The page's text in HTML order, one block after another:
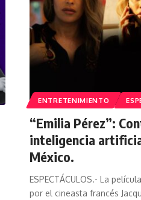
ENTRETENIMIENTO
“Emilia Pérez”:
inteligencia
México.
ESPECTÁCULOS.- La
por el cineasta francés